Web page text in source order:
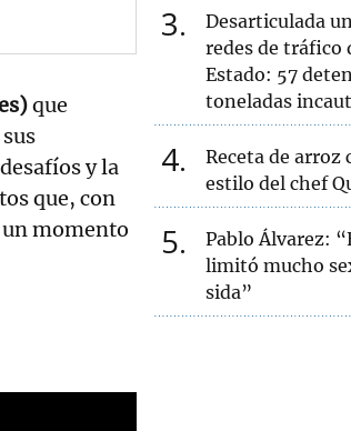
que
y la
que, con
un momento
3
Desarticulada
redes de tráfico
Estado: 57
toneladas
4
Receta de arroz
estilo del chef
5
Pablo Álvarez:
limitó mucho
sida”